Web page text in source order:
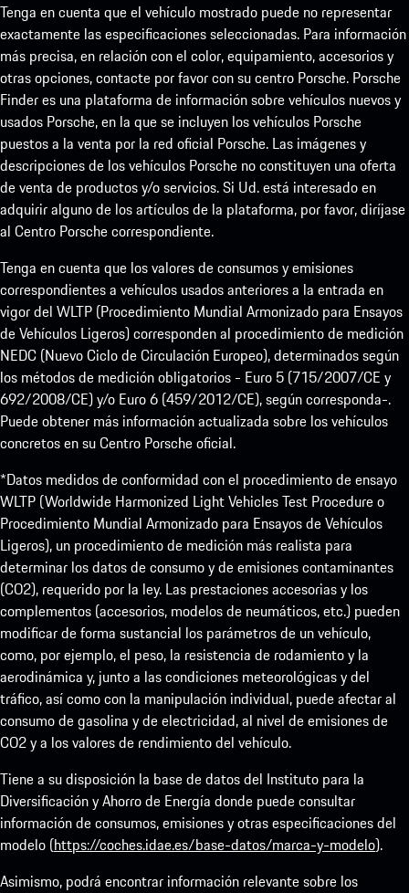
Tenga en cuenta que el vehículo mostrado puede no representar
exactamente las especificaciones seleccionadas. Para información
más precisa, en relación con el color, equipamiento, accesorios y
otras opciones, contacte por favor con su centro Porsche. Porsche
Finder es una plataforma de información sobre vehículos nuevos y
usados Porsche, en la que se incluyen los vehículos Porsche
puestos a la venta por la red oficial Porsche. Las imágenes y
descripciones de los vehículos Porsche no constituyen una oferta
de venta de productos y/o servicios. Si Ud. está interesado en
adquirir alguno de los artículos de la plataforma, por favor, diríjase
al Centro Porsche correspondiente.
Tenga en cuenta que los valores de consumos y emisiones
correspondientes a vehículos usados anteriores a la entrada en
vigor del WLTP (Procedimiento Mundial Armonizado para Ensayos
de Vehículos Ligeros) corresponden al procedimiento de medición
NEDC (Nuevo Ciclo de Circulación Europeo), determinados según
los métodos de medición obligatorios - Euro 5 (715/2007/CE y
692/2008/CE) y/o Euro 6 (459/2012/CE), según corresponda-.
Puede obtener más información actualizada sobre los vehículos
concretos en su Centro Porsche oficial.
*Datos medidos de conformidad con el procedimiento de ensayo
WLTP (Worldwide Harmonized Light Vehicles Test Procedure o
Procedimiento Mundial Armonizado para Ensayos de Vehículos
Ligeros), un procedimiento de medición más realista para
determinar los datos de consumo y de emisiones contaminantes
(CO2), requerido por la ley. Las prestaciones accesorias y los
complementos (accesorios, modelos de neumáticos, etc.) pueden
modificar de forma sustancial los parámetros de un vehículo,
como, por ejemplo, el peso, la resistencia de rodamiento y la
aerodinámica y, junto a las condiciones meteorológicas y del
tráfico, así como con la manipulación individual, puede afectar al
consumo de gasolina y de electricidad, al nivel de emisiones de
CO2 y a los valores de rendimiento del vehículo.
Tiene a su disposición la base de datos del Instituto para la
Diversificación y Ahorro de Energía donde puede consultar
información de consumos, emisiones y otras especificaciones del
modelo (https://coches.idae.es/base-datos/marca-y-modelo).
Asimismo, podrá encontrar información relevante sobre los